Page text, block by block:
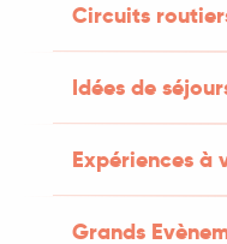
Circuits
Idées de
Expériences à
Grands
DE